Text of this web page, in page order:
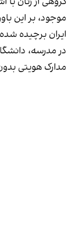
موجود، بر این
ایران برچیده
در مدرسه،
مدارک هویتی